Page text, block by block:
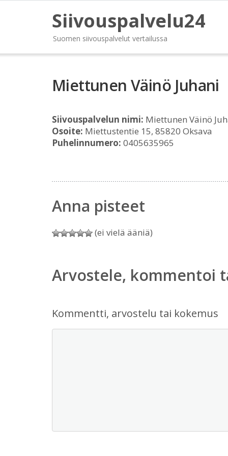
Siivouspalvelu24
Suomen siivouspalvelut vertailussa
Miettunen Väinö Juhani
Siivouspalvelun nimi: Miettunen Väinö
Osoite: Miettustentie 15, 85820 Oksava
Puhelinnumero: 0405635965
Anna pisteet
(ei vielä ääniä)
Arvostele, kommentoi
Kommentti, arvostelu tai kokemus